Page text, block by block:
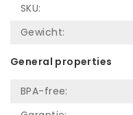
SKU:
Gewicht:
General properties
BPA-free: